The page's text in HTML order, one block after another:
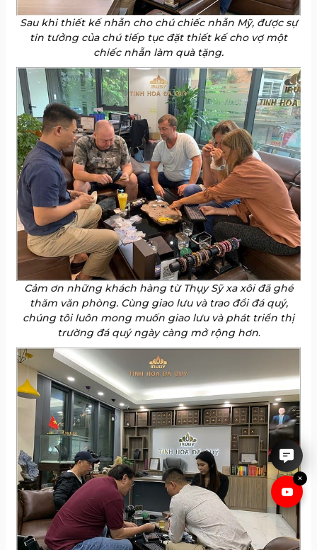
×
Sau khi thiết kế nhẫn cho chú chiếc nhẫn Mỹ, được sự
tin tưởng của chú tiếp tục đặt thiết kế cho vợ một
chiếc nhẫn làm quà tặng.
Cảm ơn những khách hàng từ Thụy Sỹ xa xôi đã ghé
thăm văn phòng. Cùng giao lưu và trao đổi đá quý,
chúng tôi luôn mong muốn giao lưu và phát triển thị
trường đá quý ngày càng mở rộng hơn.
IRUBY rất hân hạnh được tư
vấn cho anh chị.